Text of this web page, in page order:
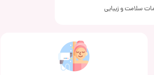
سلامت و زیبایی